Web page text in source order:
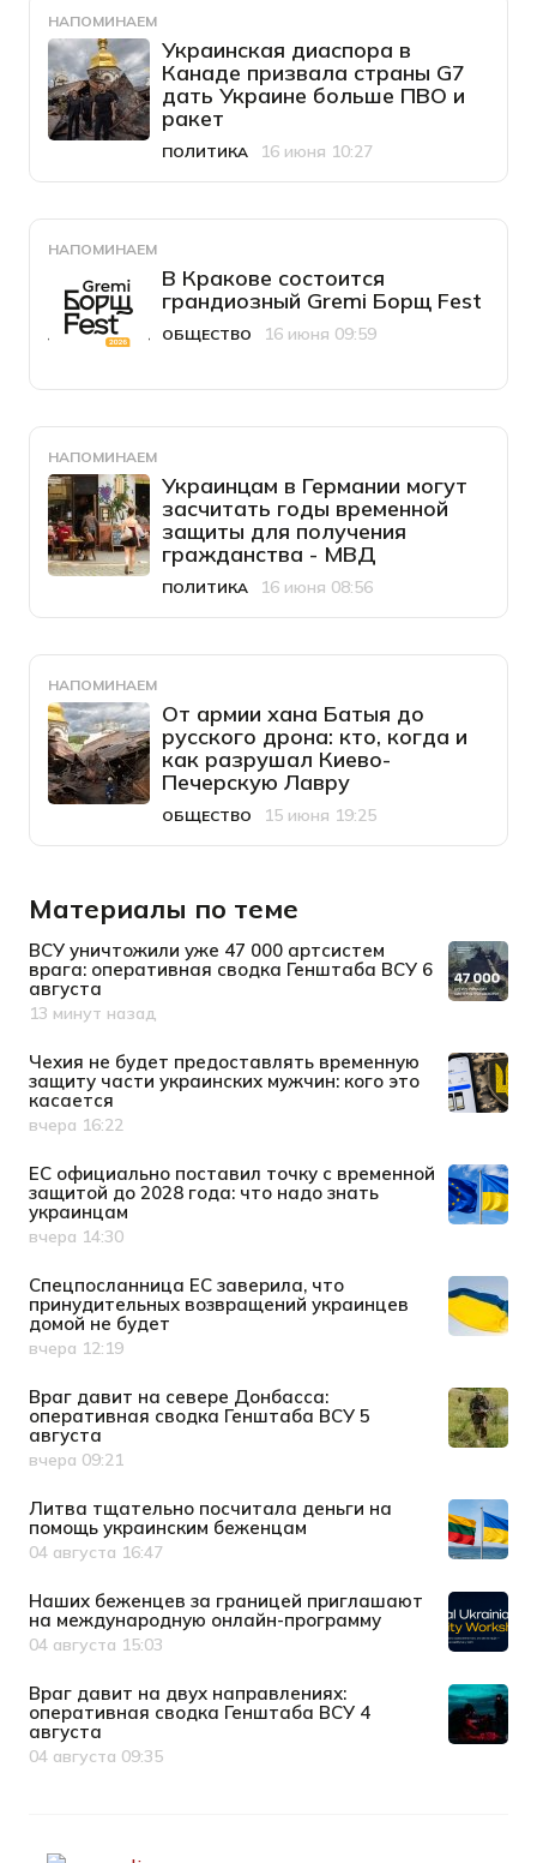
НАПОМИНАЕМ
Украинская диаспора в
Канаде призвала страны G7
дать Украине больше ПВО и
ракет
Категория
ПОЛИТИКА
Дата публикации
16 июня 10:27
НАПОМИНАЕМ
В Кракове состоится
грандиозный Gremi Борщ Fest
Категория
ОБЩЕСТВО
Дата публикации
16 июня 09:59
НАПОМИНАЕМ
Украинцам в Германии могут
засчитать годы временной
защиты для получения
гражданства - МВД
Категория
ПОЛИТИКА
Дата публикации
16 июня 08:56
НАПОМИНАЕМ
От армии хана Батыя до
русского дрона: кто, когда и
как разрушал Киево-
Печерскую Лавру
Категория
ОБЩЕСТВО
Дата публикации
15 июня 19:25
Материалы по теме
ВСУ уничтожили уже 47 000 артсистем
врага: оперативная сводка Генштаба ВСУ 6
августа
Дата публикации
13 минут назад
Чехия не будет предоставлять временную
защиту части украинских мужчин: кого это
касается
Дата публикации
вчера 16:22
ЕС официально поставил точку с временной
защитой до 2028 года: что надо знать
украинцам
Дата публикации
вчера 14:30
Спецпосланница ЕС заверила, что
принудительных возвращений украинцев
домой не будет
Дата публикации
вчера 12:19
Враг давит на севере Донбасса:
оперативная сводка Генштаба ВСУ 5
августа
Дата публикации
вчера 09:21
Литва тщательно посчитала деньги на
помощь украинским беженцам
Дата публикации
04 августа 16:47
Наших беженцев за границей приглашают
на международную онлайн-программу
Дата публикации
04 августа 15:03
Враг давит на двух направлениях:
оперативная сводка Генштаба ВСУ 4
августа
Дата публикации
04 августа 09:35